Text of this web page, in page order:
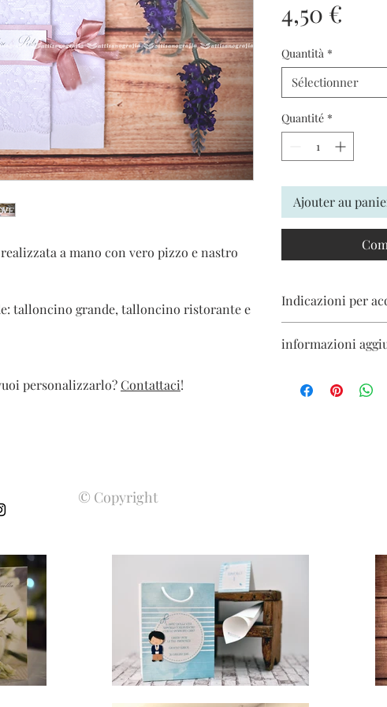
a mano con vero pizzo e nastro
talloncino grande, talloncino ristorante e
personalizzarlo?Contattaci!
4,50 €
Quantità *
Sélectionner
Quantité *
Ajouter au
Indicazioni per
spese totali verranno
informazioni
prodotto artigianale.
© Copyright